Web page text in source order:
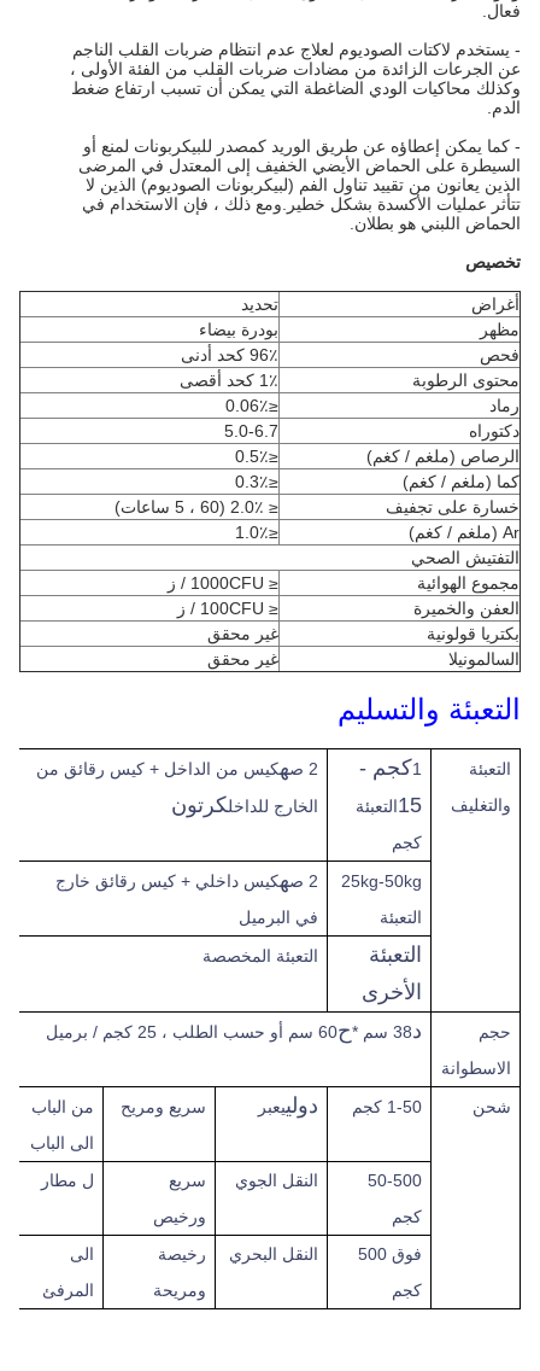
فعال.
- يستخدم لاكتات الصوديوم لعلاج عدم انتظام ضربات القلب الناجم
عن الجرعات الزائدة من مضادات ضربات القلب من الفئة الأولى ،
وكذلك محاكيات الودي الضاغطة التي يمكن أن تسبب ارتفاع ضغط
الدم.
- كما يمكن إعطاؤه عن طريق الوريد كمصدر للبيكربونات لمنع أو
السيطرة على الحماض الأيضي الخفيف إلى المعتدل في المرضى
الذين يعانون من تقييد تناول الفم (لبيكربونات الصوديوم) الذين لا
تتأثر عمليات الأكسدة بشكل خطير.ومع ذلك ، فإن الاستخدام في
الحماض اللبني هو بطلان.
تخصيص
أغراض
تحديد
مظهر
بودرة بيضاء
فحص
96٪ كحد أدنى
محتوى الرطوبة
1٪ كحد أقصى
رماد
≤0.06٪
دكتوراه
5.0-6.7
الرصاص (ملغم / كغم)
≤0.5٪
كما (ملغم / كغم)
≤0.3٪
خسارة على تجفيف
≤ 2.0٪ (60 ، 5 ساعات)
Ar (ملغم / كغم)
≤1.0٪
التفتيش الصحي
مجموع الهوائية
≤ 1000CFU / ز
العفن والخميرة
≤ 100CFU / ز
بكتريا قولونية
غير محقق
السالمونيلا
غير محقق
التعبئة والتسليم
التعبئة
والتغليف
كجم -
15التعبئة
كجم
2 ص هكيس من الداخل + كيس رقائق من
الخارج للداخلكرتون
25kg-50kg
التعبئة
2 ص هكيس داخلي + كيس رقائق خارج
في البرميل
التعبئة
الأخرى
التعبئة المخصصة
حجم
الاسطوانة
د38 سم * ح60 سم أو حسب الطلب ، 25 كجم / برميل
شحن 1-50 كجم دولييعبر سريع ومريح
من الباب
الى الباب
50-500
كجم
النقل الجوي
سريع
ورخيص
ل مطار
فوق 500
كجم
النقل البحري
رخيصة
ومريحة
الى
المرفئ